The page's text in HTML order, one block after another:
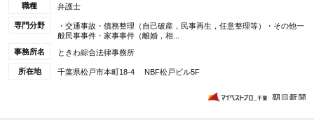
職種 弁護士
専門分野
・交通事故・債務整理（自己破産，民事再生，任意整理等）・その他一
般民事事件・家事事件（離婚，相...
事務所名
ときわ綜合法律事務所
所在地 千葉県松戸市本町18-4 NBF松戸ビル5F